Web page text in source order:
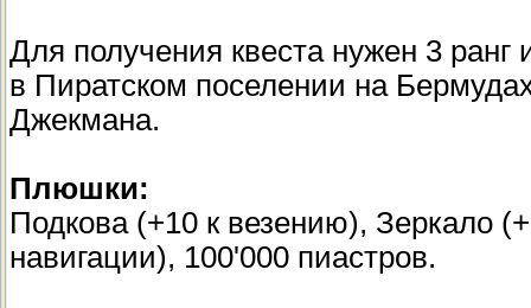
Для получения квеста нужен 3 ранг
в Пиратском поселении на
Джекмана.
Плюшки:
Подкова (+10 к везению), Зеркало
навигации), 100'000 пиастров.